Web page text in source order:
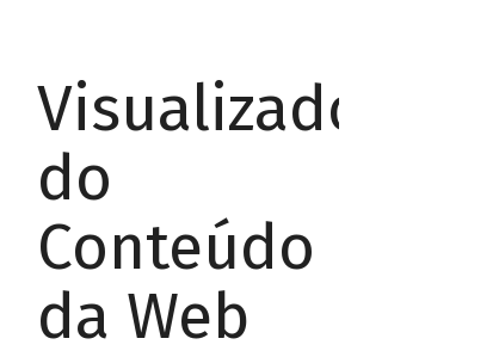
Visualizador
do
Conteúdo
da Web